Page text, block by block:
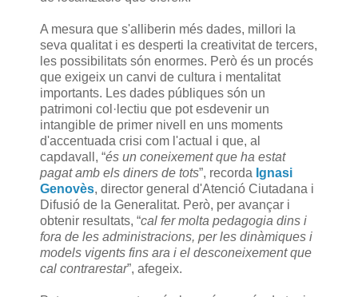
A mesura que s'alliberin més dades, millori la
seva qualitat i es desperti la creativitat de tercers,
les possibilitats són enormes. Però és un procés
que exigeix un canvi de cultura i mentalitat
importants. Les dades públiques són un
patrimoni col·lectiu que pot esdevenir un
intangible de primer nivell en uns moments
d'accentuada crisi com l'actual i que, al
capdavall, “és un coneixement que ha estat
pagat amb els diners de tots”, recorda Ignasi
Genovès, director general d'Atenció Ciutadana i
Difusió de la Generalitat. Però, per avançar i
obtenir resultats, “cal fer molta pedagogia dins i
fora de les administracions, per les dinàmiques i
models vigents fins ara i el desconeixement que
cal contrarestar”, afegeix.